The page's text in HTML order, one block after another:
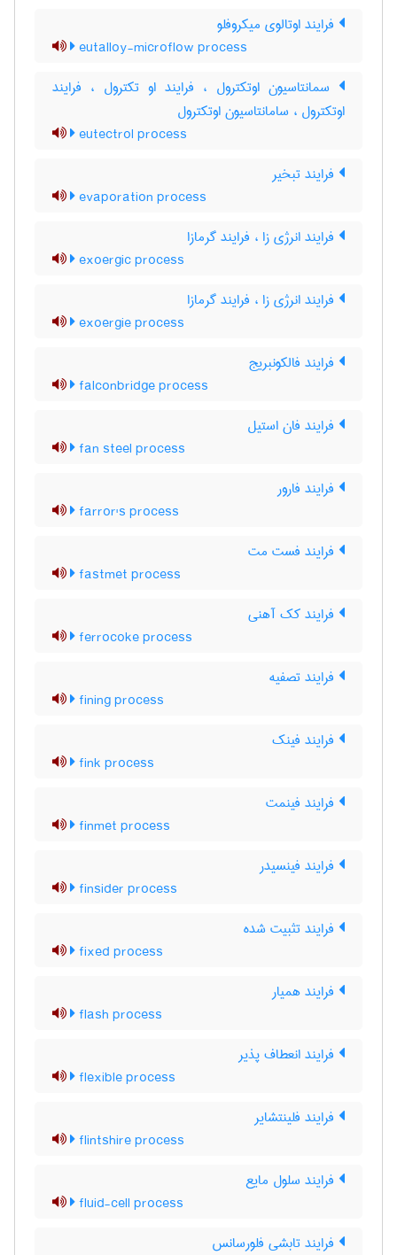
فرایند اوتالوی میکروفلو
eutalloy-microflow process
سمانتاسیون اوتکترول ، فرایند او تکترول ، فرایند
اوتکترول ، سامانتاسیون اوتکترول
eutectrol process
فرایند تبخیر
evaporation process
فرایند انرژی زا ، فرایند گرمازا
exoergic process
فرایند انرژی زا ، فرایند گرمازا
exoergie process
فرایند فالکونبریج
falconbridge process
فرایند فان استیل
fan steel process
فرایند فارور
farror's process
فرایند فست مت
fastmet process
فرایند کک آهنی
ferrocoke process
فرایند تصفیه
fining process
فرایند فینک
fink process
فرایند فینمت
finmet process
فرایند فینسیدر
finsider process
فرایند تثبیت شده
fixed process
فرایند همیار
flash process
فرایند انعطاف پذیر
flexible process
فرایند فلینتشایر
flintshire process
فرایند سلول مایع
fluid-cell process
فرایند تابشی فلورسانس